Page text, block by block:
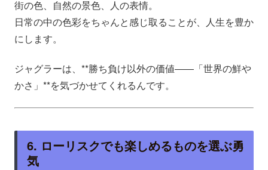
街の色、自然の景色、人の表情。
日常の中の色彩をちゃんと感じ取ることが、人生を豊か
にします。
ジャグラーは、**勝ち負け以外の価値――「世界の鮮や
かさ」**を気づかせてくれるんです。
6. ローリスクでも楽しめるものを選ぶ勇
気